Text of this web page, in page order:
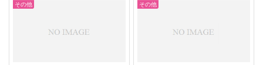
その他 その他